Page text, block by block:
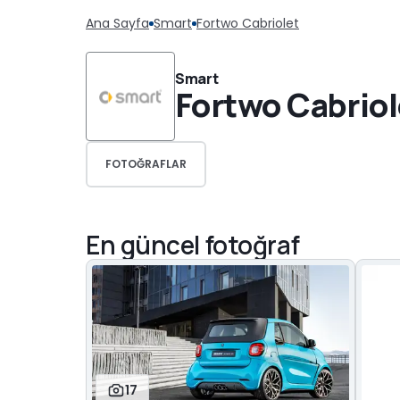
Ana Sayfa Smart Fortwo Cabriolet
Smart
Fortwo
FOTOĞRAFLAR
En güncel fotoğraf
17